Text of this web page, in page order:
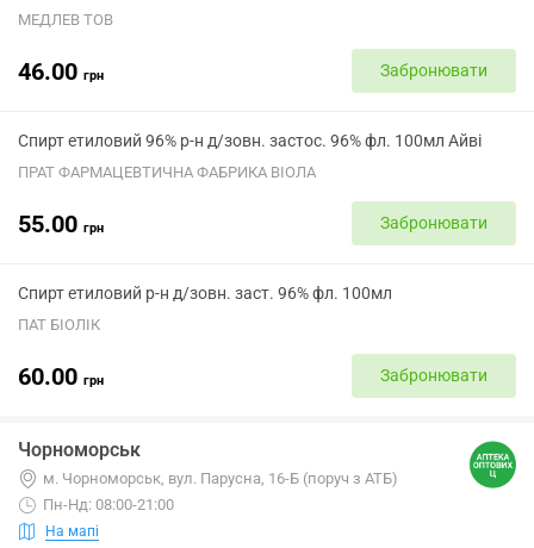
МЕДЛЕВ ТОВ
46.00 грн Забронювати
Спирт етиловий 96% р-н д/зовн. застос. 96% фл. 100мл Айві
ПРАТ ФАРМАЦЕВТИЧНА ФАБРИКА ВІОЛА
55.00 грн Забронювати
Спирт етиловий р-н д/зовн. заст. 96% фл. 100мл
ПАТ БІОЛІК
60.00 грн Забронювати
Чорноморськ
м. Чорноморськ, вул. Парусна, 16-Б (поруч з АТБ)
Пн-Нд: 08:00-21:00
На мапі